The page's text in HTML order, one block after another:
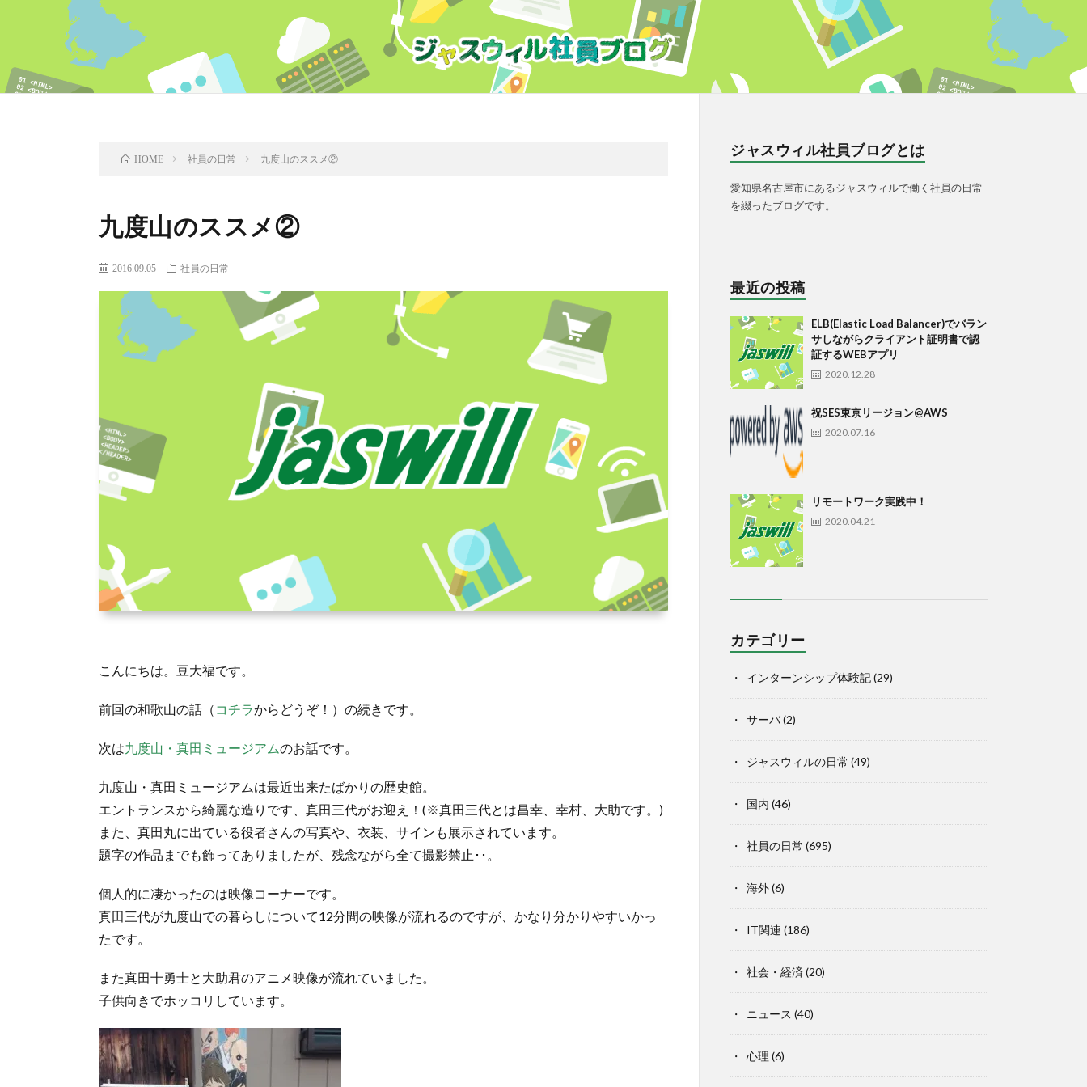
HOME 社員の日常 九度山のススメ②
九度山のススメ②
2016.09.05 社員の日常
こんにちは。豆大福です。
前回の和歌山の話（ コチラからどうぞ！）の続きです。
次は九度山・真田ミュージアムのお話です。
九度山・真田ミュージアムは最近出来たばかりの歴史館。
エントランスから綺麗な造りです、真田三代がお迎え！(※真田三代とは昌幸、幸村、大助です。)
また、真田丸に出ている役者さんの写真や、衣装、サインも展示されています。
題字の作品までも飾ってありましたが、残念ながら全て撮影禁止･･。
個人的に凄かったのは映像コーナーです。
真田三代が九度山での暮らしについて12分間の映像が流れるのですが、かなり分かりやすいかっ
たです。
また真田十勇士と大助君のアニメ映像が流れていました。
子供向きでホッコリしています。
ジャスウィル社員ブログとは
愛知県名古屋市にあるジャスウィルで働く社員の日常
を綴ったブログです。
最近の投稿
ELB(Elastic Load Balancer)でバラン
サしながらクライアント証明書で認
証するWEBアプリ
2020.12.28
祝SES東京リージョン@AWS
2020.07.16
リモートワーク実践中！
2020.04.21
カテゴリー
インターンシップ体験記(29)
サーバ(2)
ジャスウィルの日常 (49)
国内 (46)
社員の日常 (695)
海外(6)
IT関連 (186)
社会・経済(20)
ニュース (40)
心理 (6)